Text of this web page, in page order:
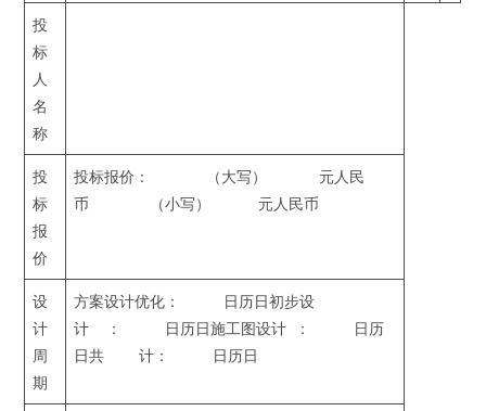
投
标
人
名
称
投
标
报
价
投标报价： （大写） 元人民
币 （小写） 元人民币
设
计
周
期
方案设计优化： 日历日初步设
计 ： 日历日施工图设计 ： 日历
日共 计： 日历日